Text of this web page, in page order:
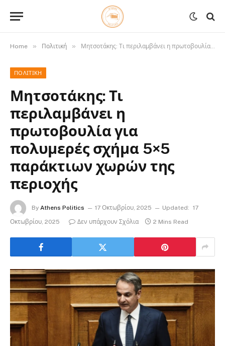
Home » Πολιτική » Μητσοτάκης: Τι περιλαμβάνει η πρωτοβουλία για πολυμερές σχήμα 5×5 παράκτιων χωρών της περιοχής
ΠΟΛΙΤΙΚΉ
Μητσοτάκης: Τι
περιλαμβάνει η
πρωτοβουλία για
πολυμερές σχήμα 5×5
παράκτιων χωρών της
περιοχής
By Athens Politics 17 Οκτωβρίου, 2025 Updated: 17
Οκτωβρίου, 2025
Δεν υπάρχουν Σχόλια 2 Mins Read